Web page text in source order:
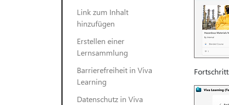
Link zum Inhalt
hinzufügen
Erstellen einer
Lernsammlung
Barrierefreiheit in Viva
Learning
Datenschutz in Viva